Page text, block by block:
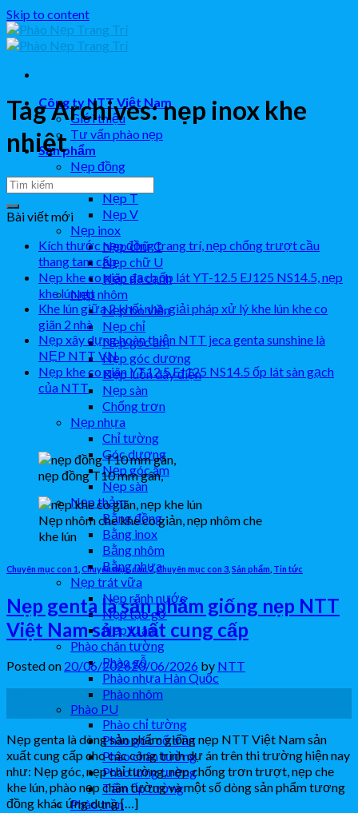
Skip to content
Công ty NTT Việt Nam
Giới thiệu
Tư vấn phào nẹp
Sản phẩm
Nẹp đồng
Nẹp L
Nẹp T
Nẹp V
Nẹp inox
Nẹp chữ C
Nẹp chữ U
Nẹp đa cạnh
Nẹp nhôm
Nẹp bo viền
Nẹp chỉ
Nẹp góc âm
Nẹp góc dương
Nẹp luồn dây điện
Nẹp sàn
Chống trơn
Nẹp nhựa
Chỉ tường
Góc dương
Nẹp góc âm
Nẹp sàn
Nẹp thảm
Bằng đồng
Bằng inox
Bằng nhôm
Bằng nhựa
Nẹp trát vữa
Nẹp rãnh nước
Nẹp tạo gờ
Nẹp U âm
Phào chân tường
Phào gỗ
Phào nhựa Hàn Quốc
Phào nhôm
Phào PU
Phào chỉ tường
Phào góc cổ trần
Phào chân tường
Phào lưng tường
Tấm ốp tường
Phào trần
Tag Archives:nẹp inox khe
nhiệt
Bài viết mới
Kích thước nẹp đồng trang trí, nẹp chống trượt cầu
thang tam cấp
Nẹp khe co giãn gạch ốp lát YT-12.5 EJ125 NS14.5, nẹp
khe lún ntt
Khe lún giữa 2 khối nhà, giải pháp xử lý khe lún khe co
giãn 2 nhà
Nẹp xây dựng hoàn thiện NTT jeca genta sunshine là
NẸP NTT VN
Nẹp khe co giãn YT12.5 EJ125 NS14.5 ốp lát sàn gạch
của NTT
nẹp đồng T10 mm gân,
Nẹp nhôm che khe co giản, nẹp nhôm che
khe lún
Chuyên mục con 1 Chuyên mục con 2,Chuyên mục con 3 Sản phẩm Tin tức
Nẹp genta là sản phẩm giống nẹp NTT
Việt Nam sản xuất cung cấp
Posted on 20/06/202620/06/2026 by NTT
Nẹp genta là dòng sản phẩm giống nẹp NTT Việt Nam sản
xuất cung cấp cho các công trình dự án trên thi trường hiện nay
như: Nẹp góc, nẹp chỉ tường, nẹp chống trơn trượt, nẹp che
khe lún, phào nẹp chân tường và một số dòng sản phẩm tương
đồng khác ứng dụng […]